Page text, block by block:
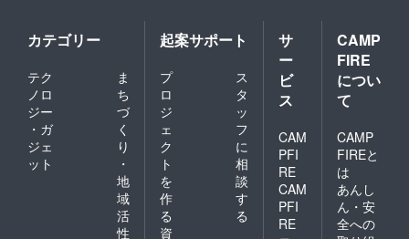
カテゴリー
テク
ノロ
ジー
・ガ
ジェ
ット
ま
ち
づ
く
り
・
地
域
活
性
起案サポート
プ
ロ
ジ
ェ
ク
ト
を
作
る
ス
タ
ッ
フ
に
相
談
す
る
資
サ
ー
ビ
ス
CAM
PFI
RE
CAM
PFI
RE
CAMP
FIRE
につい
て
CAMP
FIREと
は
あんし
ん・安
全への